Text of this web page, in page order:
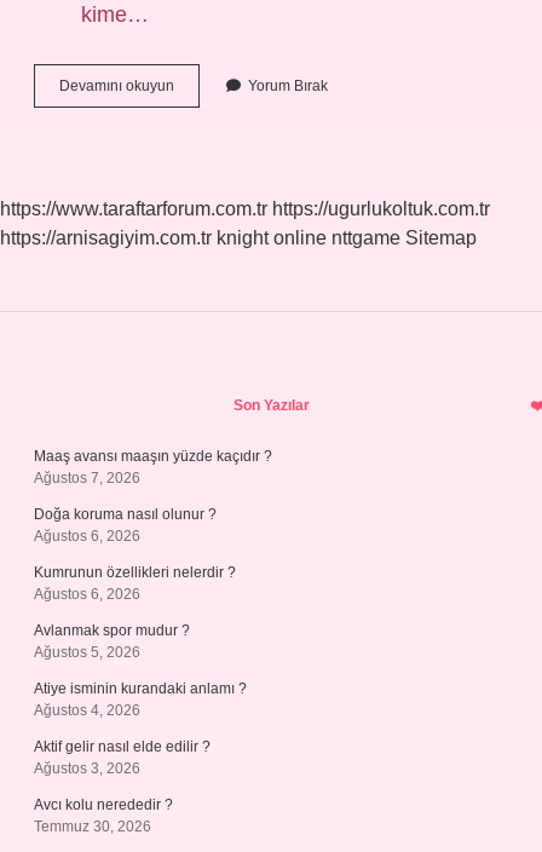
kime…
Devamını okuyun
Hangi
Yorum Bırak
https://www.taraftarforum.com.tr https://ugurlukoltuk.com.tr
https://arnisagiyim.com.tr knight online nttgame Sitemap
Son Yazılar
Maaş avansı maaşın yüzde kaçıdır ?
Ağustos 7, 2026
Doğa koruma nasıl olunur ?
Ağustos 6, 2026
Kumrunun özellikleri nelerdir ?
Ağustos 6, 2026
Avlanmak spor mudur ?
Ağustos 5, 2026
Atiye isminin kurandaki anlamı ?
Ağustos 4, 2026
Aktif gelir nasıl elde edilir ?
Ağustos 3, 2026
Avcı kolu nerededir ?
Temmuz 30, 2026